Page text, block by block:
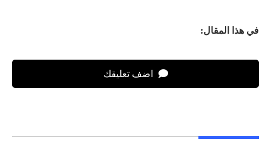
في هذا المقال:
اضف تعليقك